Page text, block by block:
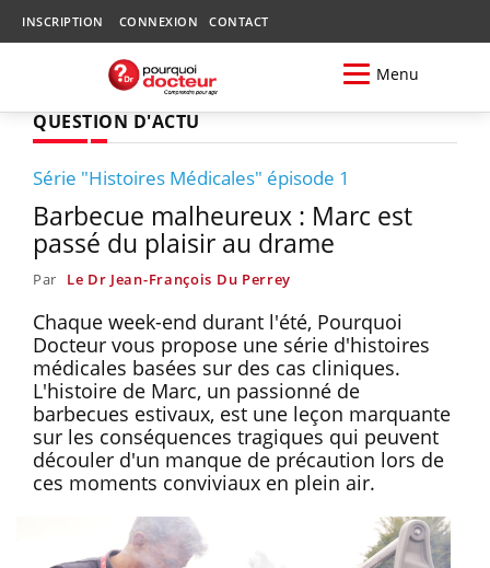
INSCRIPTION CONNEXION CONTACT
Menu
QUESTION D'ACTU
Série "Histoires Médicales" épisode 1
Barbecue malheureux : Marc est
passé du plaisir au drame
Par Le Dr Jean-François Du Perrey
Chaque week-end durant l'été, Pourquoi
Docteur vous propose une série d'histoires
médicales basées sur des cas cliniques.
L'histoire de Marc, un passionné de
barbecues estivaux, est une leçon marquante
sur les conséquences tragiques qui peuvent
découler d'un manque de précaution lors de
ces moments conviviaux en plein air.